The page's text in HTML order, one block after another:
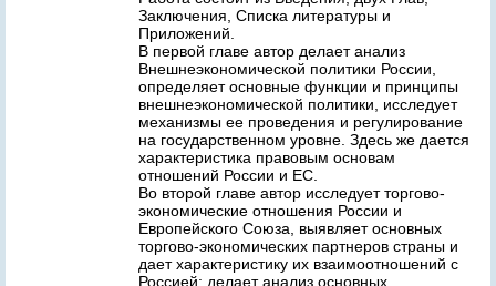
Заключения, Списка литературы и
Приложений.
В первой главе автор делает анализ
Внешнеэкономической политики России,
определяет основные функции и принципы
внешнеэкономической политики, исследует
механизмы ее проведения и регулирование
на государственном уровне. Здесь же дается
характеристика правовым основам
отношений России и ЕС.
Во второй главе автор исследует торгово-
экономические отношения России и
Европейского Союза, выявляет основных
торгово-экономических партнеров страны и
дает характеристику их взаимоотношений с
Россией; делает анализ основных